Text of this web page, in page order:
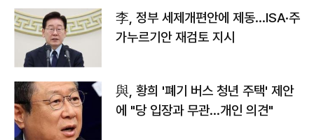
李, 정부 세제개편안에 제동…ISA·주
가누르기안 재검토 지시
與, 황희 '폐기 버스 청년 주택' 제안
에 "당 입장과 무관…개인 의견"